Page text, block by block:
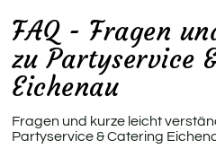
FAQ - Fragen
zu Partyservice
Eichenau
Fragen und kurze leicht
Partyservice & Catering